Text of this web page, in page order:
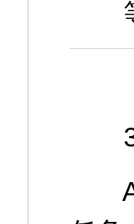
等
3
A